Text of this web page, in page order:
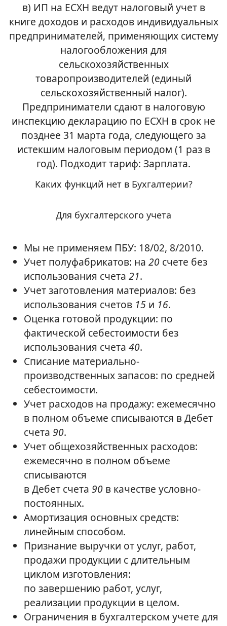
в) ИП на ЕСХН ведут налоговый учет в
книге доходов и расходов индивидуальных
предпринимателей, применяющих систему
налогообложения для
сельскохозяйственных
товаропроизводителей (единый
сельскохозяйственный налог).
Предприниматели сдают в налоговую
инспекцию декларацию по ЕСХН в срок не
позднее 31 марта года, следующего за
истекшим налоговым периодом (1 раз в
год). Подходит тариф: Зарплата.
Каких функций нет в Бухгалтерии?
Для бухгалтерского учета
Мы не применяем ПБУ: 18/02, 8/2010.
Учет полуфабрикатов: на 20 счете без
использования счета 21.
Учет заготовления материалов: без
использования счетов 15 и 16.
Оценка готовой продукции: по
фактической себестоимости без
использования счета 40.
Списание материально-
производственных запасов: по средней
себестоимости.
Учет расходов на продажу: ежемесячно
в полном объеме списываются в Дебет
счета 90.
Учет общехозяйственных расходов:
ежемесячно в полном объеме
списываются
в Дебет счета 90 в качестве условно-
постоянных.
Амортизация основных средств:
линейным способом.
Признание выручки от услуг, работ,
продажи продукции с длительным
циклом изготовления:
по завершению работ, услуг,
реализации продукции в целом.
Ограничения в бухгалтерском учете для